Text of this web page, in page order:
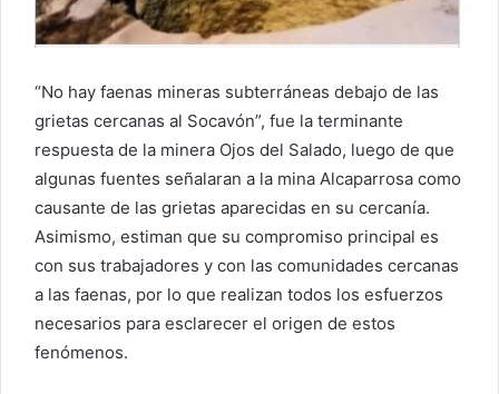
“No hay faenas mineras subterráneas debajo de las
grietas cercanas al Socavón”, fue la terminante
respuesta de la minera Ojos del Salado, luego de que
algunas fuentes señalaran a la mina Alcaparrosa como
causante de las grietas aparecidas en su cercanía.
Asimismo, estiman que su compromiso principal es
con sus trabajadores y con las comunidades cercanas
a las faenas, por lo que realizan todos los esfuerzos
necesarios para esclarecer el origen de estos
fenómenos.